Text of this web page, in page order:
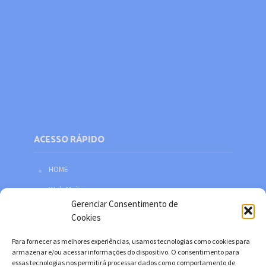
Gerenciar Consentimento de
Cookies
Para fornecer as melhores experiências, usamos tecnologias como cookies para
armazenar e/ou acessar informações do dispositivo. O consentimento para
essas tecnologias nos permitirá processar dados como comportamento de
ACESSO RÁPIDO
HOME
Web Mail
Política de privacidade
Facebook